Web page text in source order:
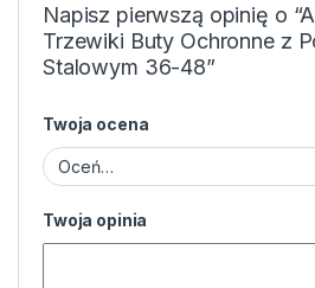
Napisz pierwszą opinię o
Trzewiki Buty Ochronne z
Stalowym 36-48”
Twoja ocena
Twoja opinia